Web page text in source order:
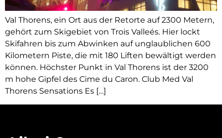
Val Thorens, ein Ort aus der Retorte auf 2300 Metern,
gehört zum Skigebiet von Trois Valleés. Hier lockt
Skifahren bis zum Abwinken auf unglaublichen 600
Kilometern Piste, die mit 180 Liften bewältigt werden
können. Höchster Punkt in Val Thorens ist der 3200
m hohe Gipfel des Cime du Caron. Club Med Val
Thorens Sensations Es […]